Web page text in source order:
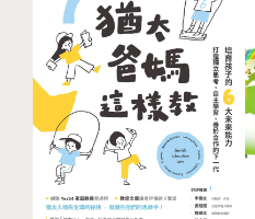
黃揚名
英國約克大學心理學博士，
著作：《心理學家爸爸親
▍「學術富二代」
博士師從艾倫．巴德利（
模型之父、認知領域奠基者
莎．費德曼．巴瑞特博士
第十章 管好自己的情緒，學
第十一章 有好的生活習慣
第十二章 培養學習力是一
〔寫在最後〕對於學習的六
〔參考文獻〕
〔附錄〕單元小任務：表單